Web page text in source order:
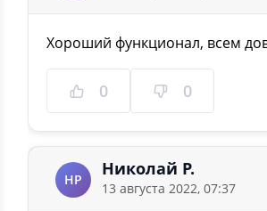
Хороший функционал, всем
0 0
НР
Николай Р.
13 августа 2022, 07:37